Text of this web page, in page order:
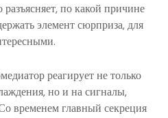
по какой причине
элемент сюрприза, для
реагирует не только
но и на сигналы,
временем главный секреция